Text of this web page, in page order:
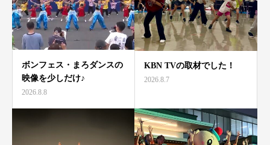
ボンフェス・まろダンスの
映像を少しだけ♪
2026.8.8
KBN TVの取材でした！
2026.8.7